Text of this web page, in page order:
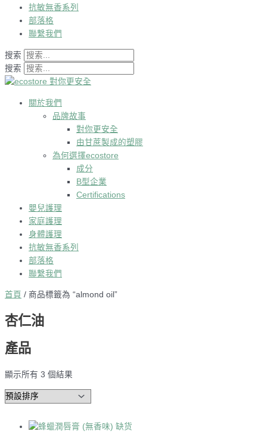
抗敏無香系列
部落格
聯繫我們
搜索
搜索
關於我們
品牌故事
對你更安全
由甘蔗製成的塑膠
為何選擇ecostore
成分
B型企業
Certifications
嬰兒護理
家庭護理
身體護理
抗敏無香系列
部落格
聯繫我們
首頁 / 商品標籤為 “almond oil”
杏仁油
產品
顯示所有 3 個結果
缺货